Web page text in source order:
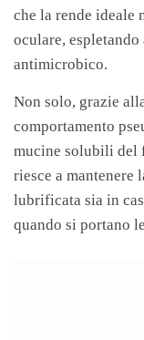
che la rende ideale
oculare,
antimicrobico.
Non solo, grazie
comportamento
mucine solubili del
riesce a mantenere
lubrificata sia in
quando si portano